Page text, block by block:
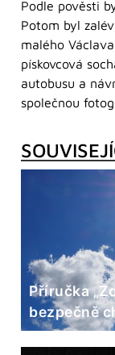
Podle pověsti
Potom byl
malého
pískovcová
autobusu a
společnou
Příručka
bezpečně